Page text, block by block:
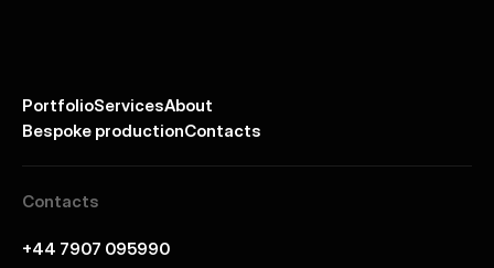
PortfolioServicesAbout
Bespoke productionContacts
Contacts
+44 7907 095990